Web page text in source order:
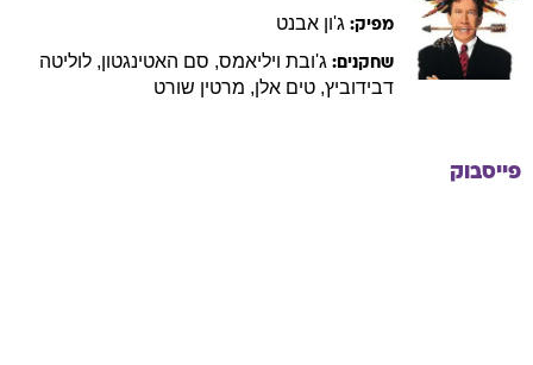
מפיק: ג'ון אבנט
שחקנים: ג'ובת ויליאמס, סם האטינגטון, לוליטה
דבידוביץ, טים אלן, מרטין שורט
פייסבוק